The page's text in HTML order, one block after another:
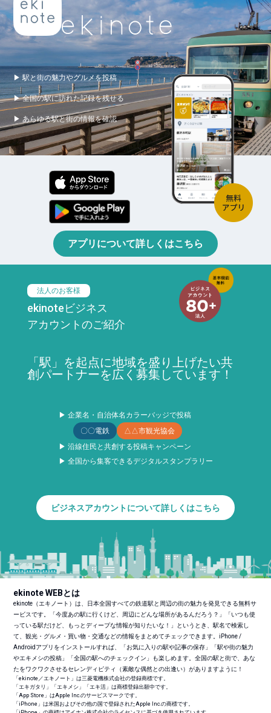
▶ 駅と街の魅力やグルメを投稿
▶ 全国の駅に訪れた記録を残せる
▶ あらゆる駅と街の情報を確認
アプリについて詳しくはこちら
法人のお客様
ekinoteビジネス
アカウントのご紹介
「駅」を起点に地域を盛り上げたい共
創パートナーを広く募集しています！
▶ 企業名・自治体名カラーバッジで投稿
〇〇電鉄
△△市観光協会
▶ 沿線住民と共創する投稿キャンペーン
▶ 全国から集客できるデジタルスタンプラリー
ビジネスアカウントについて詳しくはこちら
ekinote WEBとは
ekinote（エキノート）は、日本全国すべての鉄道駅と周辺の街の魅力を発見できる無料サ
ービスです。「今度あの駅に行くけど、周辺にどんな場所があるんだろう？」「いつも使
っている駅だけど、もっとディープな情報が知りたいな！」というとき、駅名で検索し
て、観光・グルメ・買い物・交通などの情報をまとめてチェックできます。iPhone /
Androidアプリをインストールすれば、「お気に入りの駅や記事の保存」「駅や街の魅力
やエキメシの投稿」「全国の駅へのチェックイン」も楽しめます。全国の駅と街で、あな
たをワクワクさせるセレンディピティ（素敵な偶然との出逢い）がありますように！
「ekinote／エキノート」は三菱電機株式会社の登録商標です。
「エキガタリ」「エキメシ」「エキ活」は商標登録出願中です。
「App Store」はApple Inc.のサービスマークです。
「iPhone」は米国およびその他の国で登録されたApple Inc.の商標です。